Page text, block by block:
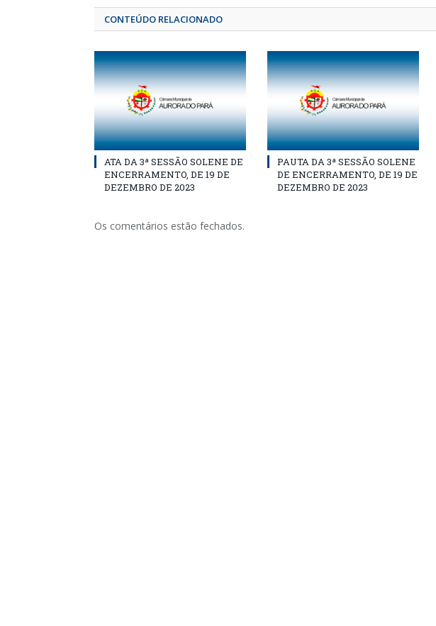
CONTEÚDO RELACIONADO
ATA DA 3ª SESSÃO SOLENE DE
ENCERRAMENTO, DE 19 DE
DEZEMBRO DE 2023
PAUTA DA 3ª SESSÃO SOLENE
DE ENCERRAMENTO, DE 19 DE
DEZEMBRO DE 2023
Os comentários estão fechados.